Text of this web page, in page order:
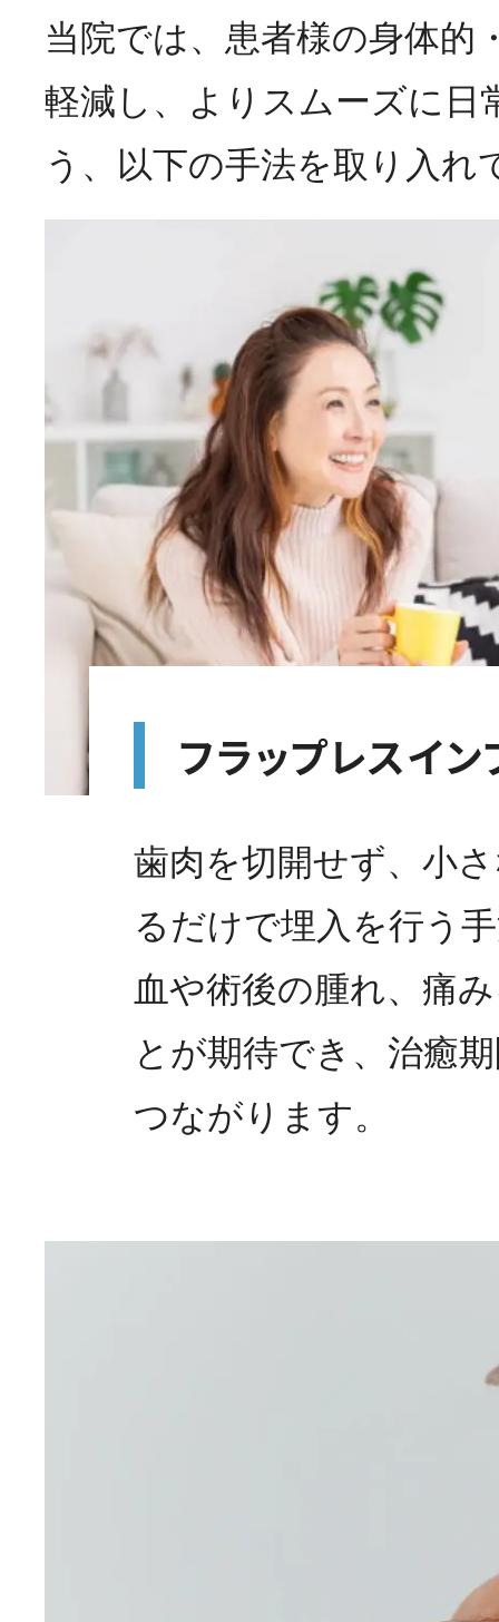
当院では、患者様の身体的
軽減し、よりスムーズに日
う、以下の手法を取り入れ
フラップレスイン
歯肉を切開せず、小
るだけで埋入を行う
血や術後の腫れ、痛
とが期待でき、治癒
つながります。